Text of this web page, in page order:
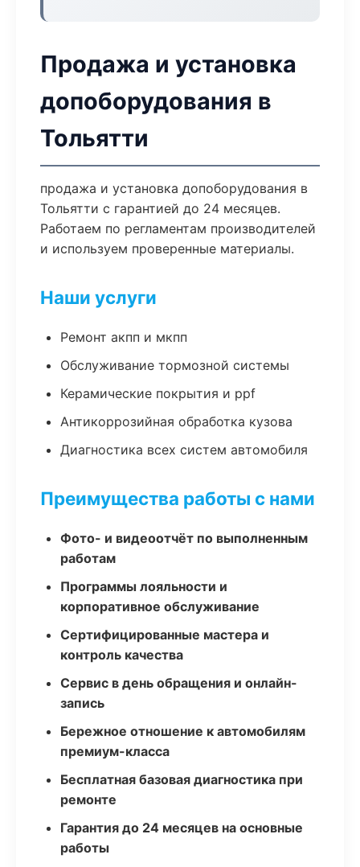
Продажа и установка
допоборудования в
Тольятти
продажа и установка допоборудования в
Тольятти с гарантией до 24 месяцев.
Работаем по регламентам производителей
и используем проверенные материалы.
Наши услуги
Ремонт акпп и мкпп
Обслуживание тормозной системы
Керамические покрытия и ppf
Антикоррозийная обработка кузова
Диагностика всех систем автомобиля
Преимущества работы с нами
Фото- и видеоотчёт по выполненным
работам
Программы лояльности и
корпоративное обслуживание
Сертифицированные мастера и
контроль качества
Сервис в день обращения и онлайн-
запись
Бережное отношение к автомобилям
премиум-класса
Бесплатная базовая диагностика при
ремонте
Гарантия до 24 месяцев на основные
работы